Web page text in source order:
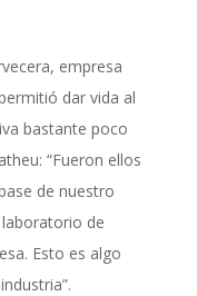
empresa
dar vida al
bastante poco
“Fueron ellos
de nuestro
de
Esto es algo